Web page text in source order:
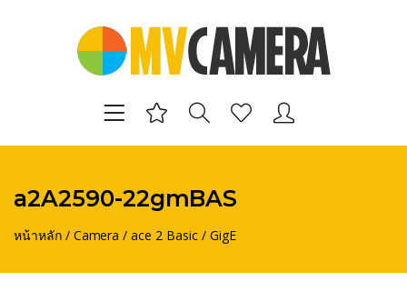
a2A2590-22gmBAS
หน้าหลัก/ Camera /ace 2 Basic/ GigE